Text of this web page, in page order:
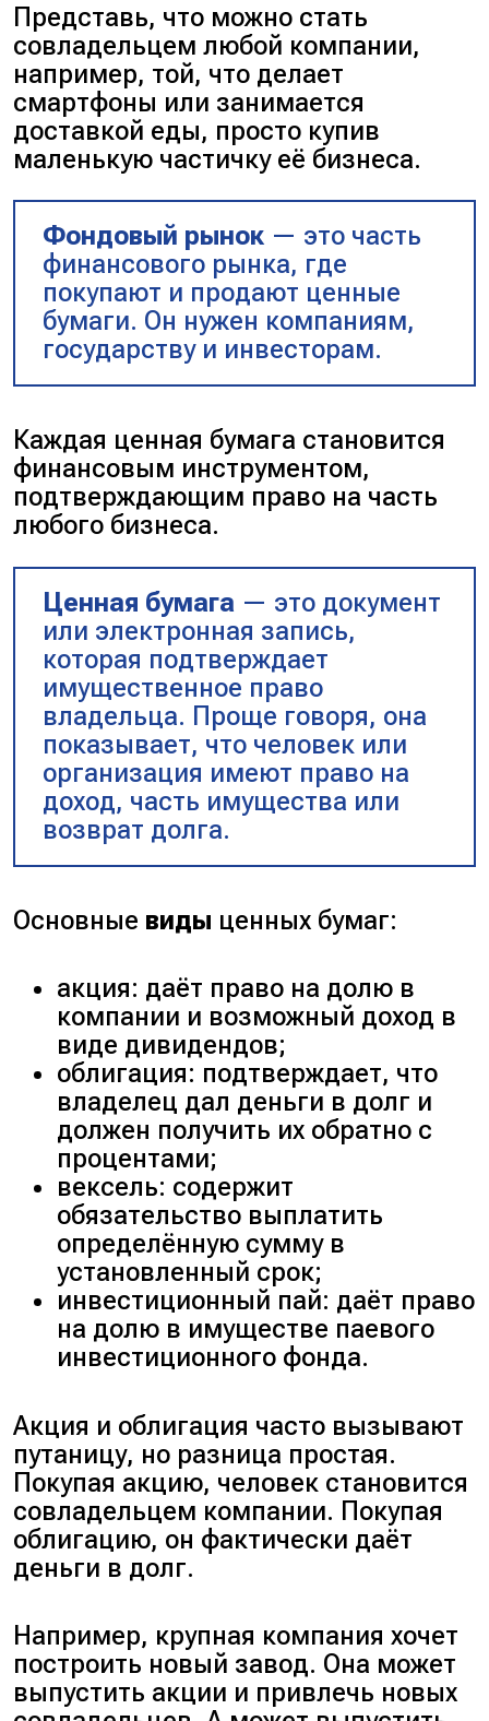
Представь, что можно стать
совладельцем любой компании,
например, той, что делает
смартфоны или занимается
доставкой еды, просто купив
маленькую частичку её бизнеса.
Фондовый рынок— это часть
финансового рынка, где
покупают и продают ценные
бумаги. Он нужен компаниям,
государству и инвесторам.
Каждая ценная бумага становится
финансовым инструментом,
подтверждающим право на часть
любого бизнеса.
Ценная бумага— это документ
или электронная запись,
которая подтверждает
имущественное право
владельца. Проще говоря, она
показывает, что человек или
организация имеют право на
доход, часть имущества или
возврат долга.
Основные виды ценных бумаг:
акция: даёт право на долю в
компании и возможный доход в
виде дивидендов;
облигация: подтверждает, что
владелец дал деньги в долг и
должен получить их обратно с
процентами;
вексель: содержит
обязательство выплатить
определённую сумму в
установленный срок;
инвестиционный пай: даёт право
на долю в имуществе паевого
инвестиционного фонда.
Акция и облигация часто вызывают
путаницу, но разница простая.
Покупая акцию, человек становится
совладельцем компании. Покупая
облигацию, он фактически даёт
деньги в долг.
Например, крупная компания хочет
построить новый завод. Она может
выпустить акции и привлечь новых